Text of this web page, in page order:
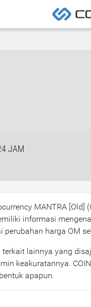
JAM
MANTRA [Old]
informasi
harga OM
lainnya yang
keakuratannya.
apapun.